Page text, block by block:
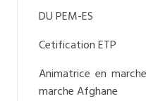
DU PEM-ES
Cetification ETP
Animatrice en
marche Afghane